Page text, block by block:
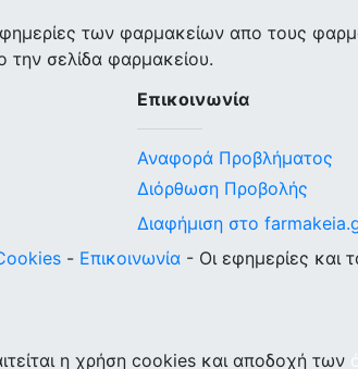
των φαρμακείων απο τους
σελίδα φαρμακείου.
Επικοινωνία
Αναφορά Προβλήματος
Διόρθωση Προβολής
Διαφήμιση στο
- Επικοινωνία - Οι εφημερίες και
η χρήση cookies και αποδοχή των